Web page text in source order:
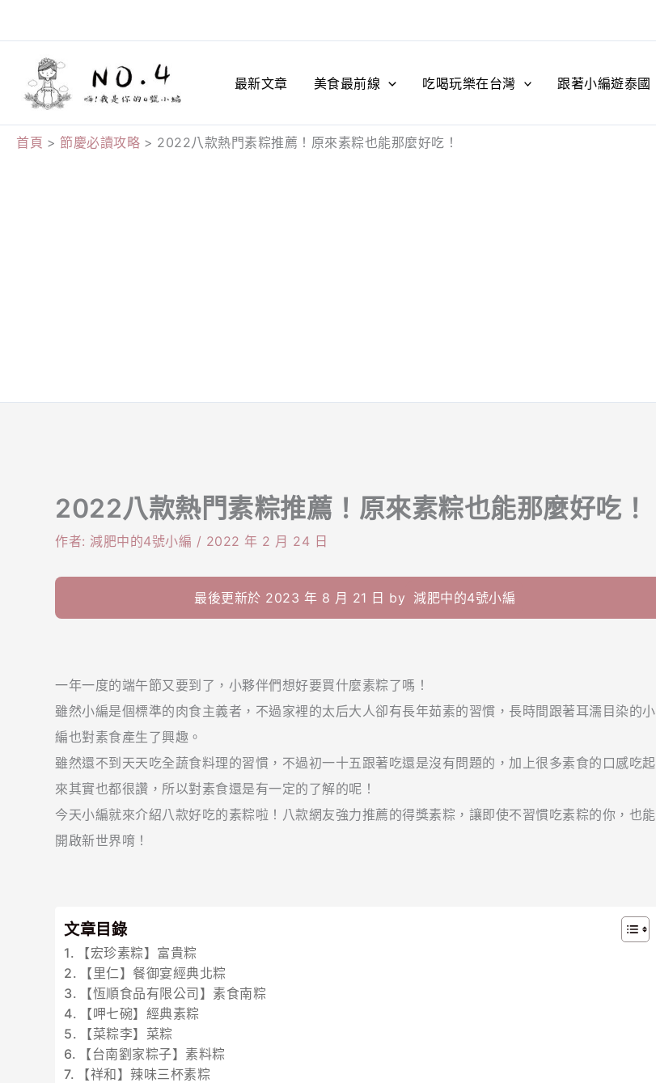
至
最新文章 美食最前線 吃喝玩樂在台灣 跟著小編遊泰國
首頁 節慶必讀攻略 2022八款熱門素粽推薦！原來素粽也能那麼好吃！
2022八款熱門素粽推薦！原來素粽也能那麼好吃！
作者: 減肥中的4號小編 / 2022 年 2 月 24 日
最後更新於 2023 年 8 月 21 日 by 減肥中的4號小編
一年一度的端午節又要到了，小夥伴們想好要買什麼素粽了嗎！
雖然小編是個標準的肉食主義者，不過家裡的太后大人卻有長年茹素的習慣，長時間跟著耳濡目染的小
編也對素食產生了興趣。
雖然還不到天天吃全蔬食料理的習慣，不過初一十五跟著吃還是沒有問題的，加上很多素食的口感吃起
來其實也都很讚，所以對素食還是有一定的了解的呢！
今天小編就來介紹八款好吃的素粽啦！八款網友強力推薦的得獎素粽，讓即使不習慣吃素粽的你，也能
開啟新世界唷！
文章目錄
【宏珍素粽】富貴粽
【里仁】餐御宴經典北粽
【恆順食品有限公司】素食南粽
【呷七碗】經典素粽
【菜粽李】菜粽
【台南劉家粽子】素料粽
【祥和】辣味三杯素粽